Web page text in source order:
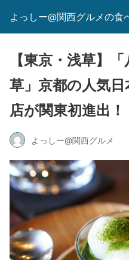
よっしー@関西グルメの食
【東京・浅草】
草」京都の人気
店が関東初進出！
よっしー@関西グルメ